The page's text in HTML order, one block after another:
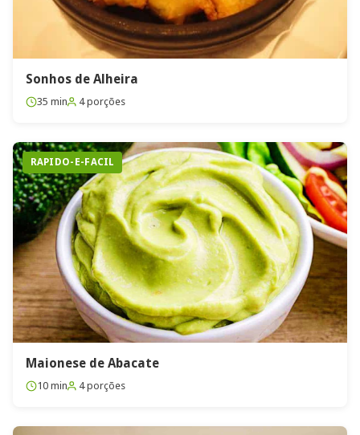
Sonhos de Alheira
35 min 4 porções
RAPIDO-E-FACIL
Maionese de Abacate
10 min 4 porções